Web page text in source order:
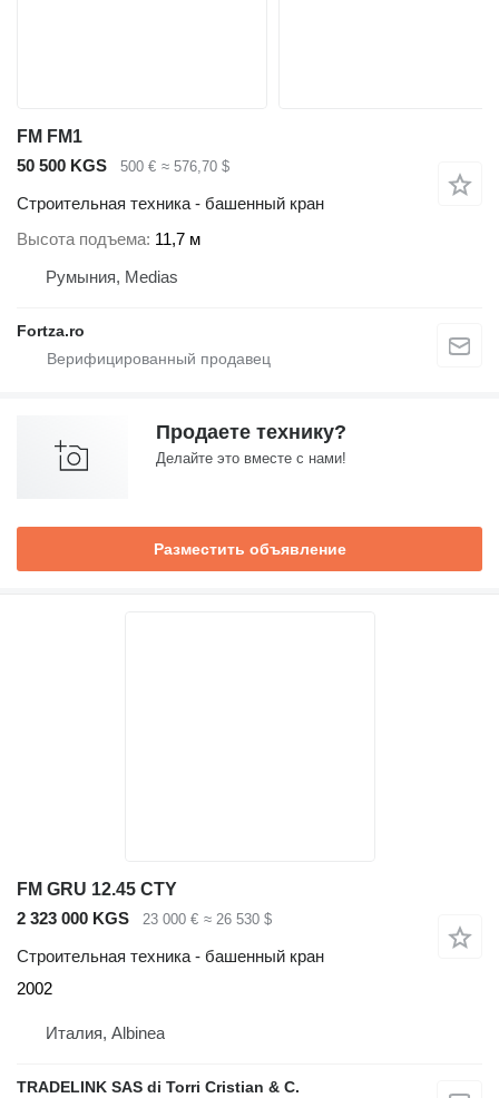
FM FM1
50 500 KGS
500 € ≈ 576,70 $
Строительная техника - башенный кран
Высота подъема 11,7 м
Румыния, Medias
Fortza.ro
Продаете технику?
Делайте это вместе с нами!
Разместить объявление
FM GRU 12.45 CTY
2 323 000 KGS
23 000 € ≈ 26 530 $
Строительная техника - башенный кран
2002
Италия, Albinea
TRADELINK SAS di Torri Cristian & C.